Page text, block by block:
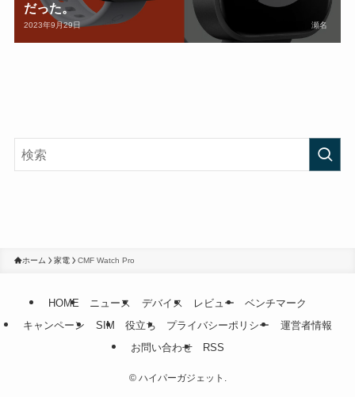
だった。
2023年9月29日 瀬名
ホーム 家電 CMF Watch Pro
HOME ニュース デバイス レビュー
ベンチマーク
キャンペーン
SIM 役立ち プライバシーポリシー
運営者情報
お問い合わせ
RSS
©ハイパーガジェット.